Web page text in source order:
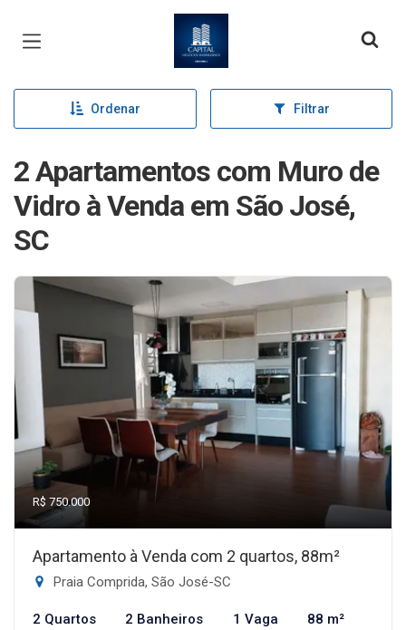
Página inicial
Ordenar Filtrar
2 Apartamentos com Muro de
Vidro à Venda em São José,
SC
R$ 750.000
Apartamento à Venda com 2 quartos, 88m²
Praia Comprida, São José-SC
2 Quartos 2 Banheiros 1 Vaga 88 m²